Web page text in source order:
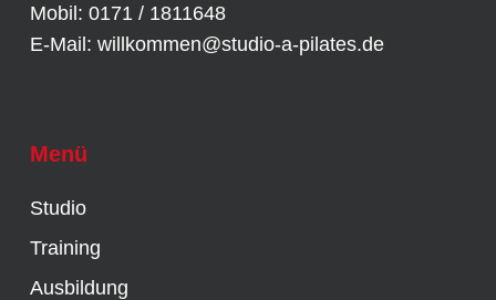
Mobil: 0171 / 1811648
E-Mail: willkommen@studio-a-pilates.de
Menü
Studio
Training
Ausbildung